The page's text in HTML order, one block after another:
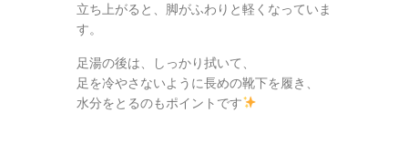
立ち上がると、脚がふわりと軽くなっていま
す。
足湯の後は、しっかり拭いて、
足を冷やさないように長めの靴下を履き、
水分をとるのもポイントです